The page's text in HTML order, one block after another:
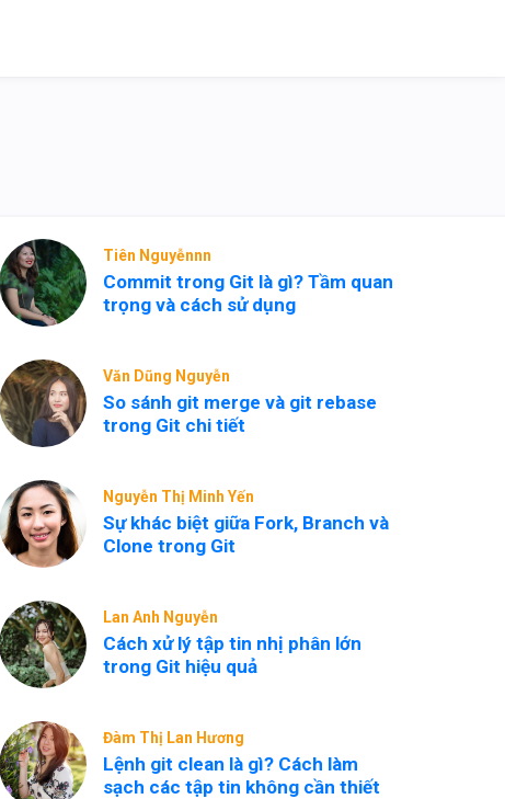
Tiên Nguyễnnn
Commit trong Git là gì? Tầm quan
trọng và cách sử dụng
Văn Dũng Nguyễn
So sánh git merge và git rebase
trong Git chi tiết
Nguyễn Thị Minh Yến
Sự khác biệt giữa Fork, Branch và
Clone trong Git
Lan Anh Nguyễn
Cách xử lý tập tin nhị phân lớn
trong Git hiệu quả
Đàm Thị Lan Hương
Lệnh git clean là gì? Cách làm
sạch các tập tin không cần thiết